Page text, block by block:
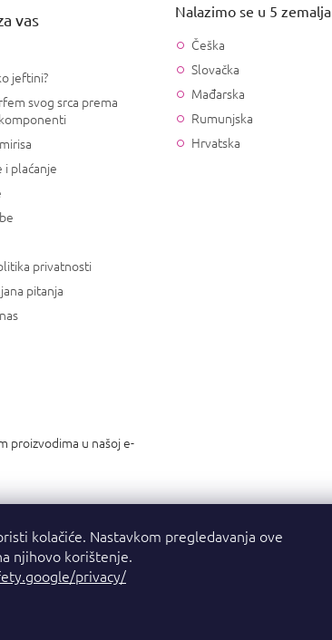
kolačiće. Nastavkom pregledavanja ove
njihovo korištenje.
privacy/
vas
jeftini?
svog srca prema
i plaćanje
privatnosti
pitanja
Nalazimo se u 5 zemalja
Češka
Slovačka
Mađarska
Rumunjska
Hrvatska
proizvodima u našoj e-